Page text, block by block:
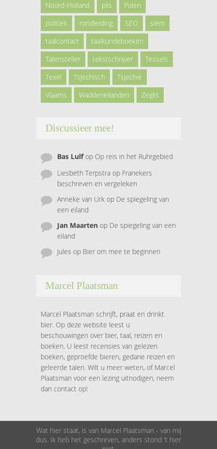
Noord-Holland
pils
Polen
politiek
rondleiding SEO
siem
taalcontact
taalkundeboeken
Talensteller
tekstschrijver
Tessels
Texel
Tsjechisch
Tsjechië
Vlaams
Waddeneilanden Zeglis
Discussieer mee!
Bas Lulfop Op reis in het Ruhrgebied
Liesbeth Terpstra op Franekers
beschreven en vergeleken
Anneke van Urk op De spiegeling van
een eiland
Jan Maarten op De spiegeling van een
eiland
Jules op Bier om mee te beginnen
Marcel Plaatsman
Marcel Plaatsman schrijft, praat en drinkt
bier. Op deze website leest u
beschouwingen over bier, taal, reizen en
boeken. U leest recensies van gelezen
boeken, geproefde bieren, gedane reizen en
geleerde talen. Wilt u meer weten, of Marcel
Plaatsman voor een lezing uitnodigen, neem
dan contact op!
Wat hier staat, is van Marcel Plaatsman - van mij
dus. Ik heb het geschreven, anders stond 't hier